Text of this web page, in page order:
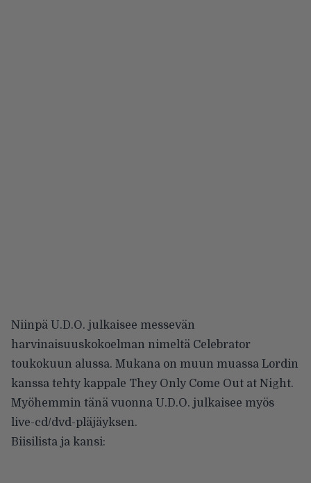
Niinpä U.D.O. julkaisee messevän
harvinaisuuskokoelman nimeltä Celebrator
toukokuun alussa. Mukana on muun muassa Lordin
kanssa tehty kappale They Only Come Out at Night.
Myöhemmin tänä vuonna U.D.O. julkaisee myös
live-cd/dvd-pläjäyksen.
Biisilista ja kansi: